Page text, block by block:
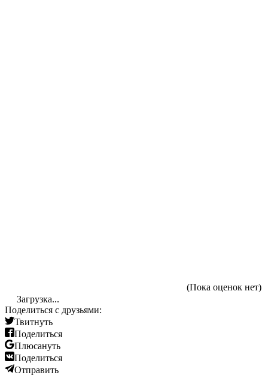
(Пока оценок нет)
Загрузка...
Поделиться с друзьями:
Твитнуть
Поделиться
Плюсануть
Поделиться
Отправить